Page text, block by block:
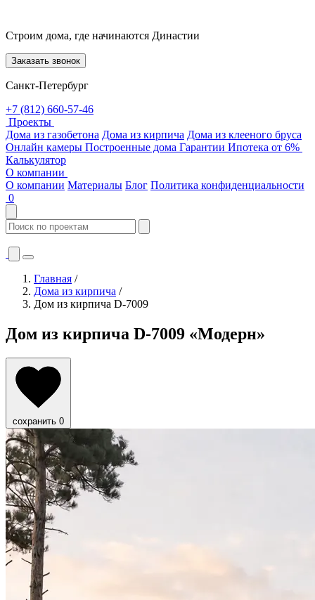
Строим дома, где начинаются Династии
Заказать звонок
Санкт-Петербург
+7 (812) 660-57-46
Проекты
Дома из газобетона Дома из кирпича Дома из клееного бруса
Онлайн камеры Построенные дома Гарантии Ипотека от 6%
Калькулятор
О компании
О компании Материалы Блог Политика конфиденциальности
0
Главная /
Дома из кирпича /
Дом из кирпича D-7009
Дом из кирпича D-7009 «Модерн»
сохранить 0